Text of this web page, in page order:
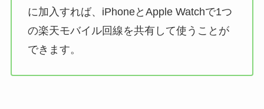
に加入すれば、iPhoneとApple Watchで1つ
の楽天モバイル回線を共有して使うことが
できます。